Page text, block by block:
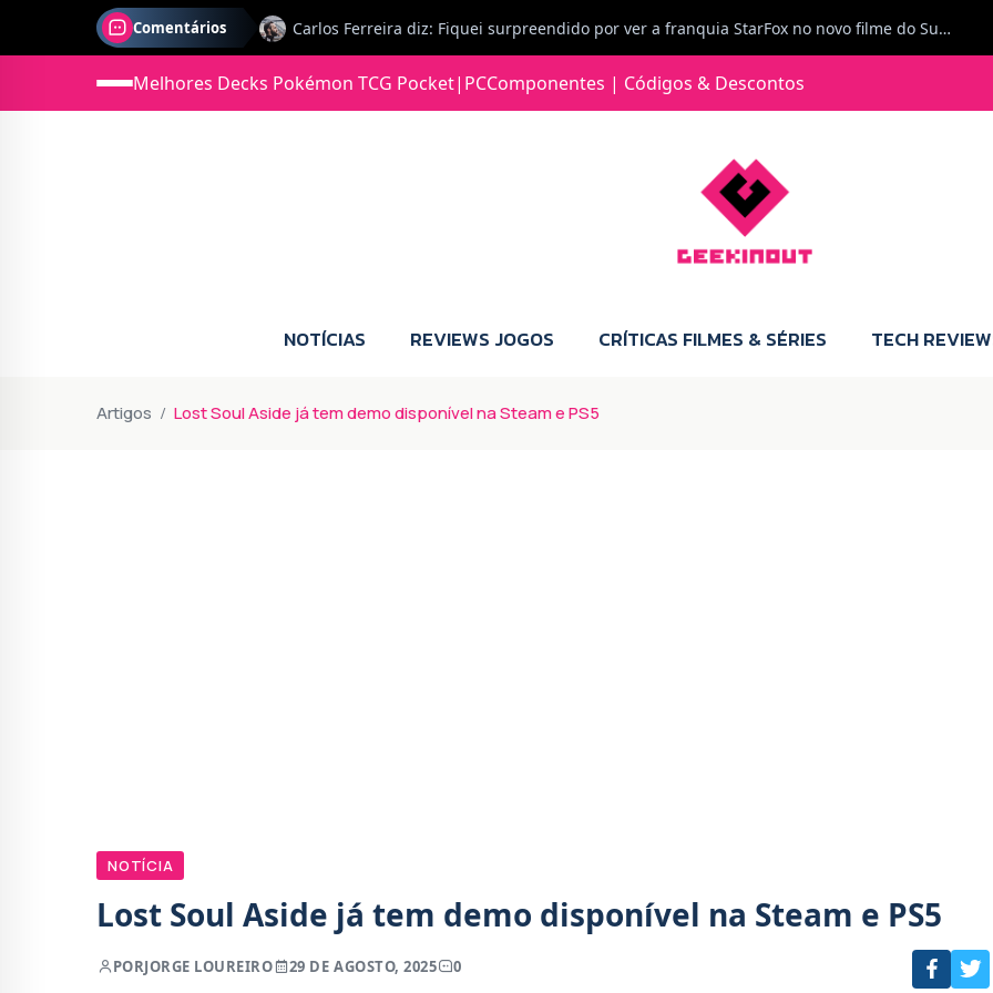
Comentários
Jorge Loureiro | Fearme diz: A versão da Switch 2 tem censura... mas também não perdes muito.
Melhores Decks Pokémon TCG Pocket| PCComponentes | Códigos & Descontos
NOTÍCIAS REVIEWS JOGOS CRÍTICAS FILMES & SÉRIES TECH
Artigos Lost Soul Aside já tem demo disponível na Steam e PS5
NOTÍCIA
Lost Soul Aside já tem demo disponível na Steam e PS5
PORJORGE LOUREIRO 29 DE AGOSTO, 2025 0